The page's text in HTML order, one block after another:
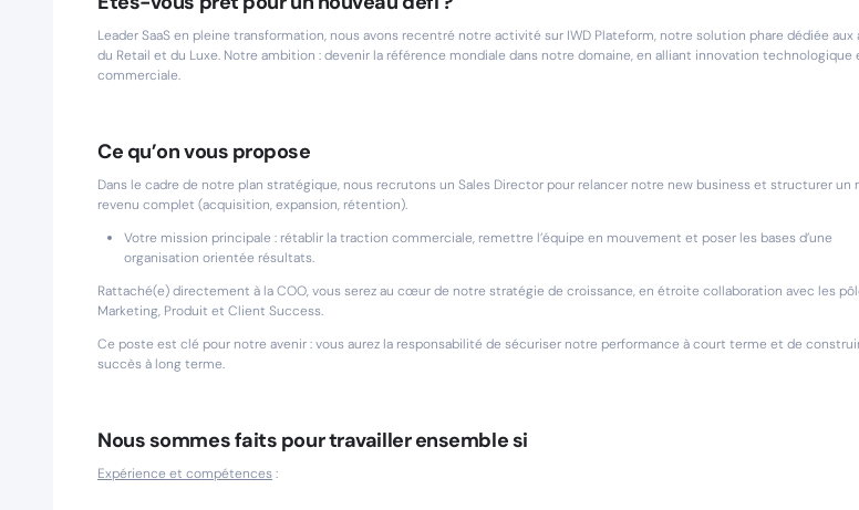
Leader SaaS en pleine transformation, nous avons recentré notre activité sur IWD Plateform, notre solution phare dédiée aux
du Retail et du Luxe. Notre ambition : devenir la référence mondiale dans notre domaine, en alliant innovation technologique
commerciale.
Ce qu’on vous propose
Dans le cadre de notre plan stratégique, nous recrutons un Sales Director pour relancer notre new business et structurer un
revenu complet (acquisition, expansion, rétention).
Votre mission principale : rétablir la traction commerciale, remettre l’équipe en mouvement et poser les bases d’une
organisation orientée résultats.
Rattaché(e) directement à la COO, vous serez au cœur de notre stratégie de croissance, en étroite collaboration avec les
Marketing, Produit et Client Success.
Ce poste est clé pour notre avenir : vous aurez la responsabilité de sécuriser notre performance à court terme et de
succès à long terme.
Nous sommes faits pour travailler ensemble si
Expérience et compétences: